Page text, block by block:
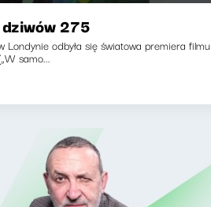
275
Londynie odbyła się światowa premiera filmu
samo...